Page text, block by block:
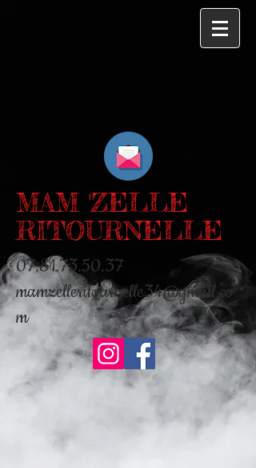
MAM 'ZELLE
RITOURNELLE
07.81.73.50.37
mamzelleritournelle34@gmail.co
m